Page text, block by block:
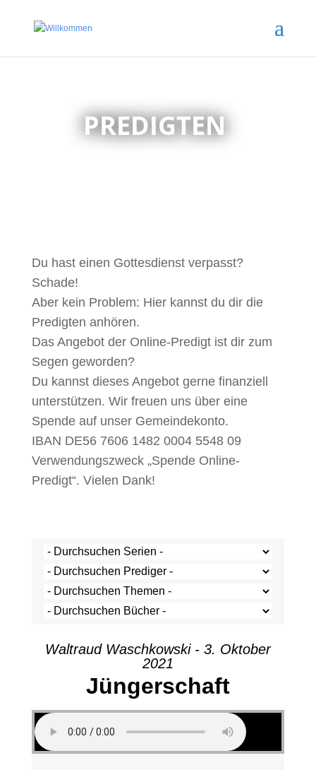
PREDIGTEN
Du hast einen Gottesdienst verpasst?
Schade!
Aber kein Problem: Hier kannst du dir die
Predigten anhören.
Das Angebot der Online-Predigt ist dir zum
Segen geworden?
Du kannst dieses Angebot gerne finanziell
unterstützen. Wir freuen uns über eine
Spende auf unser Gemeindekonto.
IBAN DE56 7606 1482 0004 5548 09
Verwendungszweck „Spende Online-
Predigt“. Vielen Dank!
Waltraud Waschkowski - 3. Oktober
2021
Jüngerschaft